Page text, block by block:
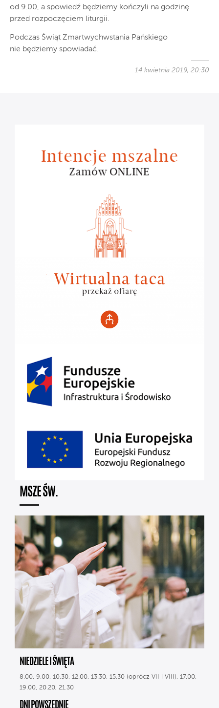
od 9.00, a spowiedź będziemy kończyli na godzinę
przed rozpoczęciem liturgii.
Podczas Świąt Zmartwychwstania Pańskiego
nie będziemy spowiadać.
14 kwietnia 2019, 20:30
MSZE ŚW.
NIEDZIELE I ŚWIĘTA
8.00, 9.00, 10.30, 12.00, 13.30, 15.30 (oprócz VII i VIII), 17.00,
19.00, 20.20, 21.30
DNI POWSZEDNIE